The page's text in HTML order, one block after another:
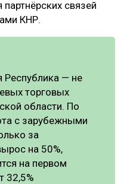
связей
КНР.
Республика — не
торговых
области. По
с зарубежными
за
на 50%,
на первом
32,5%